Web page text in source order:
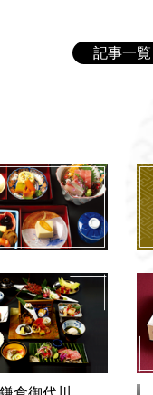
記事一覧